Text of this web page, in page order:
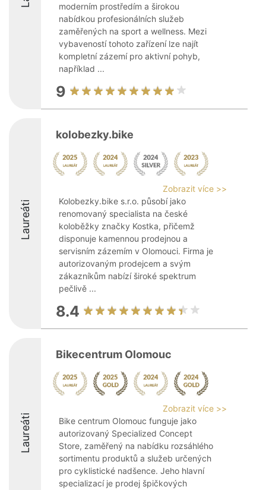
moderním prostředím a širokou
nabídkou profesionálních služeb
zaměřených na sport a wellness. Mezi
vybaveností tohoto zařízení lze najít
kompletní zázemí pro aktivní pohyb,
například ...
9
Laureáti
kolobezky.bike
Zobrazit více >>
Kolobezky.bike s.r.o. působí jako
renomovaný specialista na české
koloběžky značky Kostka, přičemž
disponuje kamennou prodejnou a
servisním zázemím v Olomouci. Firma je
autorizovaným prodejcem a svým
zákazníkům nabízí široké spektrum
pečlivě ...
8.4
Laureáti
Bikecentrum Olomouc
Zobrazit více >>
Bike centrum Olomouc funguje jako
autorizovaný Specialized Concept
Store, zaměřený na nabídku rozsáhlého
sortimentu produktů a služeb určených
pro cyklistické nadšence. Jeho hlavní
specializací je prodej špičkových